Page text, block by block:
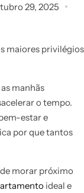
29, 2025
maiores privilégios
manhãs
o tempo.
estar e
por que tantos
morar próximo
ideal e